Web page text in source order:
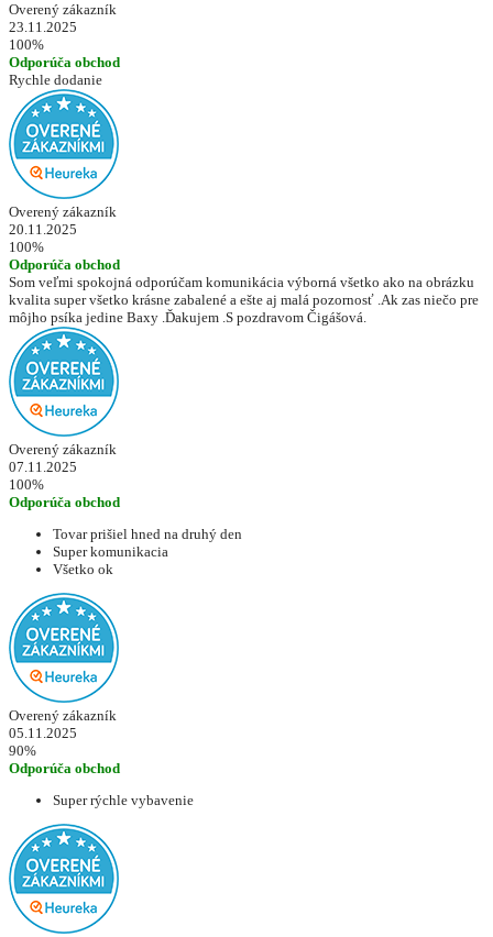
Overený zákazník
23.11.2025
100%
Odporúča obchod
Rychle dodanie
Overený zákazník
20.11.2025
100%
Odporúča obchod
Som veľmi spokojná odporúčam komunikácia výborná všetko ako na obrázku
kvalita super všetko krásne zabalené a ešte aj malá pozornosť .Ak zas niečo pre
môjho psíka jedine Baxy .Ďakujem .S pozdravom Čigášová.
Overený zákazník
07.11.2025
100%
Odporúča obchod
Tovar prišiel hned na druhý den
Super komunikacia
Všetko ok
Overený zákazník
05.11.2025
90%
Odporúča obchod
Super rýchle vybavenie